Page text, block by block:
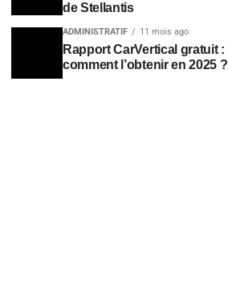
de Stellantis
ADMINISTRATIF 11 mois ago
Rapport CarVertical gratuit :
comment l’obtenir en 2025 ?